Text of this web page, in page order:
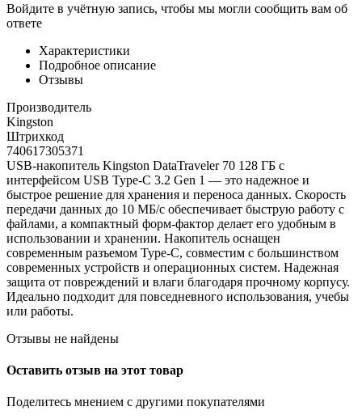
Войдите в учётную запись, чтобы мы могли сообщить вам об
ответе
Характеристики
Подробное описание
Отзывы
Производитель
Kingston
Штрихкод
740617305371
USB-накопитель Kingston DataTraveler 70 128 ГБ с
интерфейсом USB Type-C 3.2 Gen 1 — это надежное и
быстрое решение для хранения и переноса данных. Скорость
передачи данных до 10 МБ/с обеспечивает быструю работу с
файлами, а компактный форм-фактор делает его удобным в
использовании и хранении. Накопитель оснащен
современным разъемом Type-C, совместим с большинством
современных устройств и операционных систем. Надежная
защита от повреждений и влаги благодаря прочному корпусу.
Идеально подходит для повседневного использования, учебы
или работы.
Отзывы не найдены
Оставить отзыв на этот товар
Поделитесь мнением с другими покупателями